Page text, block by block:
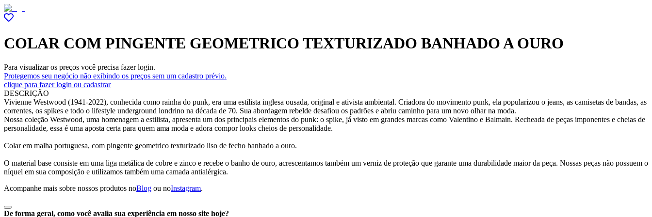
COLAR COM PINGENTE GEOMETRICO TEXTURIZADO BANHADO A OURO
Para visualizar os preços você precisa fazer login.
Protegemos seu negócio não exibindo os preços sem um cadastro prévio.
clique para fazer login ou cadastrar
DESCRIÇÃO
Vivienne Westwood (1941-2022), conhecida como rainha do punk, era uma estilista inglesa ousada, original e ativista ambiental. Criadora do movimento punk, ela popularizou o jeans, as camisetas de bandas, as
correntes, os spikes e todo o lifestyle underground londrino na década de 70. Sua abordagem rebelde desafiou os padrões e abriu caminho para um novo olhar na moda.
Nossa coleção Westwood, uma homenagem a estilista, apresenta um dos principais elementos do punk: o spike, já visto em grandes marcas como Valentino e Balmain. Recheada de peças imponentes e cheias de
personalidade, essa é uma aposta certa para quem ama moda e adora compor looks cheios de personalidade.
Colar em malha portuguesa, com pingente geometrico texturizado liso de fecho banhado a ouro.
O material base consiste em uma liga metálica de cobre e zinco e recebe o banho de ouro, acrescentamos também um verniz de proteção que garante uma durabilidade maior da peça. Nossas peças não possuem o
níquel em sua composição e utilizamos também uma camada antialérgica.
Acompanhe mais sobre nossos produtos noBlog ou noInstagram.
De forma geral, como você avalia sua experiência em nosso site hoje?